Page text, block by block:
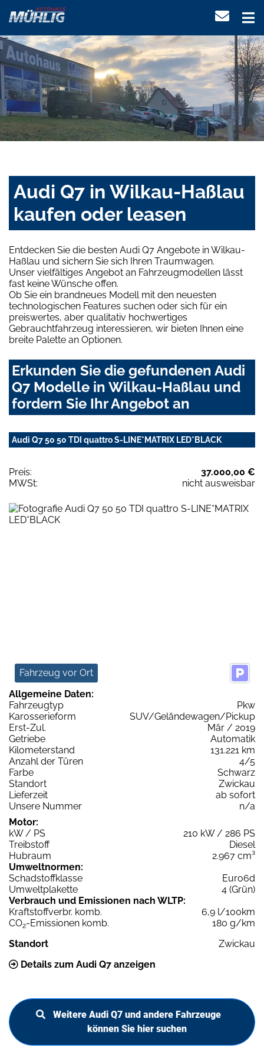
Audi Q7 in Wilkau-Haßlau
kaufen oder leasen
Entdecken Sie die besten Audi Q7 Angebote in Wilkau-
Haßlau und sichern Sie sich Ihren Traumwagen.
Unser vielfältiges Angebot an Fahrzeugmodellen lässt
fast keine Wünsche offen.
Ob Sie ein brandneues Modell mit den neuesten
technologischen Features suchen oder sich für ein
preiswertes, aber qualitativ hochwertiges
Gebrauchtfahrzeug interessieren, wir bieten Ihnen eine
breite Palette an Optionen.
Erkunden Sie die gefundenen Audi
Q7 Modelle in Wilkau-Haßlau und
fordern Sie Ihr Angebot an
Audi Q7 50 50 TDI quattro S-LINE*MATRIX LED*BLACK
Preis:
37.000,00 €
MWSt:
nicht ausweisbar
Fahrzeug vor Ort
Allgemeine Daten:
Fahrzeugtyp
Pkw
Karosserieform
SUV/Geländewagen/Pickup
Erst-Zul.
Mär / 2019
Getriebe
Automatik
Kilometerstand
131.221 km
Anzahl der Türen
4/5
Farbe
Schwarz
Standort
Zwickau
Lieferzeit
ab sofort
Unsere Nummer
n/a
Motor:
kW / PS
210 kW / 286 PS
Treibstoff
Diesel
Hubraum
2.967 cm³
Umweltnormen:
Schadstoffklasse
Euro6d
Umweltplakette
4 (Grün)
Verbrauch und Emissionen nach WLTP:
Kraftstoffverbr. komb.
6,9 l/100km
CO2-Emissionen komb.
180 g/km
Standort
Zwickau
Details zum Audi Q7 anzeigen
Weitere Audi Q7 und andere Fahrzeuge
können Sie hier suchen